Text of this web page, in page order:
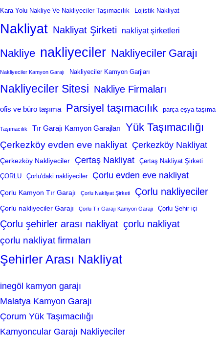
Kara Yolu Nakliye Ve Nakliyeciler Taşımacılık Lojistik Nakliyat
Nakliyat Nakliyat Şirketi nakliyat şirketleri
Nakliye nakliyeciler Nakliyeciler Garajı
Nakliyeciler Kamyon Garajı Nakliyeciler Kamyon Garjları
Nakliyeciler Sitesi Nakliye Firmaları
ofis ve büro taşıma Parsiyel taşımacılık parça eşya taşıma
Taşımacılık Tır Garajı Kamyon Garajları Yük Taşımacılığı
Çerkezköy evden eve nakliyat Çerkezköy Nakliyat
Çerkezköy Nakliyeciler Çertaş Nakliyat Çertaş Nakliyat Şirketi
ÇORLU Çorlu'daki nakliyeciler Çorlu evden eve nakliyat
Çorlu Kamyon Tır Garajı Çorlu Nakliyat Şirketi Çorlu nakliyeciler
Çorlu nakliyeciler Garajı Çorlu Tır Garajı Kamyon Garajı Çorlu Şehir içi
Çorlu şehirler arası nakliyat çorlu nakliyat
çorlu nakliyat firmaları
Şehirler Arası Nakliyat
inegöl kamyon garajı
Malatya Kamyon Garajı
Çorum Yük Taşımacılığı
Kamyoncular Garajı Nakliyeciler